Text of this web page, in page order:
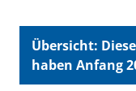
Übersicht:
haben Anfang